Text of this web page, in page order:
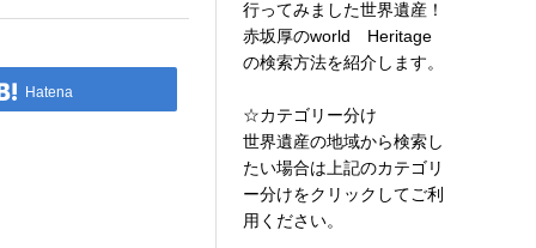
Hatena
行ってみました世界遺産！
赤坂厚のworld Heritage
の検索方法を紹介します。
☆カテゴリー分け
世界遺産の地域から検索し
たい場合は上記のカテゴリ
ー分けをクリックしてご利
用ください。